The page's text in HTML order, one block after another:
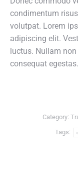
condimentum
volutpat. Lorem
adipiscing elit.
luctus. Nullam
consequat
Category:
Tags: